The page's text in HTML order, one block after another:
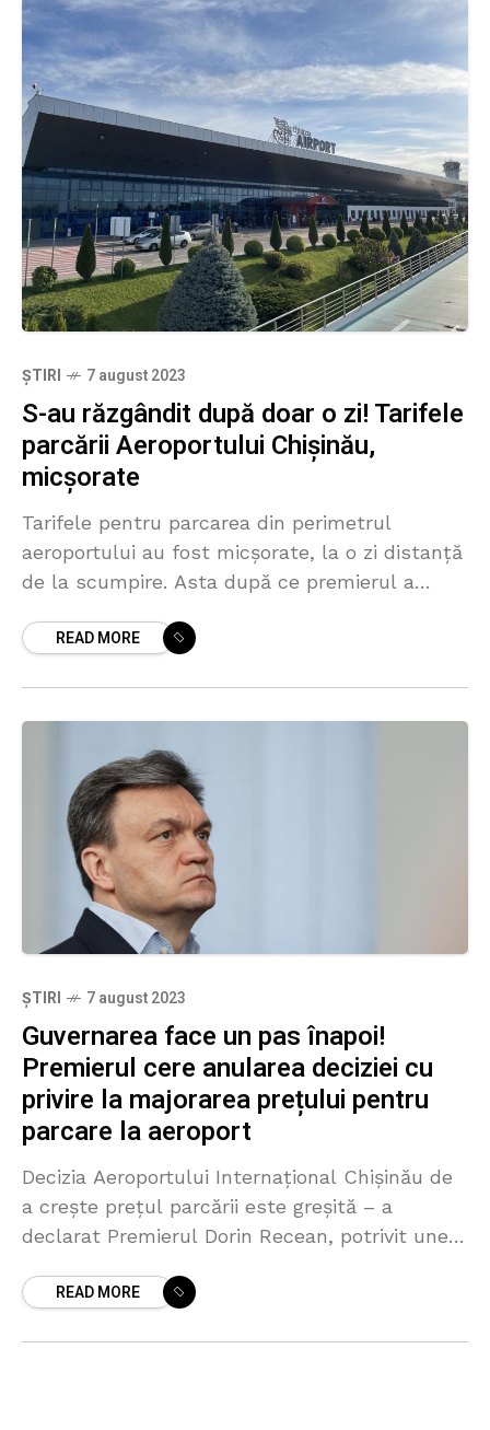
ȘTIRI 7 august 2023
S-au răzgândit după doar o zi! Tarifele
parcării Aeroportului Chișinău,
micșorate
Tarifele pentru parcarea din perimetrul
aeroportului au fost micșorate, la o zi distanță
de la scumpire. Asta după ce premierul a
care a decis să
READ MORE
ȘTIRI 7 august 2023
Guvernarea face un pas înapoi!
Premierul cere anularea deciziei cu
privire la majorarea prețului pentru
parcare la aeroport
Decizia Aeroportului Internațional Chișinău de
a crește prețul parcării este greșită – a
declarat Premierul Dorin Recean, potrivit unei
Aeroportului Internațional Chișinău de a crește
READ MORE